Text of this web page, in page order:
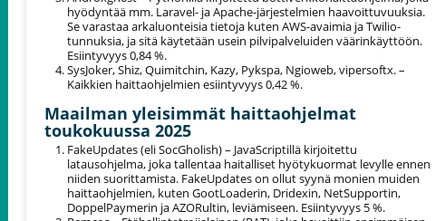
hyödyntää mm. Laravel- ja Apache-järjestelmien haavoittuvuuksia.
Se varastaa arkaluonteisia tietoja kuten AWS-avaimia ja Twilio-
tunnuksia, ja sitä käytetään usein pilvipalveluiden väärinkäyttöön.
Esiintyvyys 0,84 %.
SysJoker, Shiz, Quimitchin, Kazy, Pykspa, Ngioweb, vipersoftx. –
Kaikkien haittaohjelmien esiintyvyys 0,42 %.
Maailman yleisimmät haittaohjelmat
toukokuussa 2025
FakeUpdates (eli SocGholish) – JavaScriptillä kirjoitettu
latausohjelma, joka tallentaa haitalliset hyötykuormat levylle ennen
niiden suorittamista. FakeUpdates on ollut syynä monien muiden
haittaohjelmien, kuten GootLoaderin, Dridexin, NetSupportin,
DoppelPaymerin ja AZORultin, leviämiseen. Esiintyvyys 5 %.